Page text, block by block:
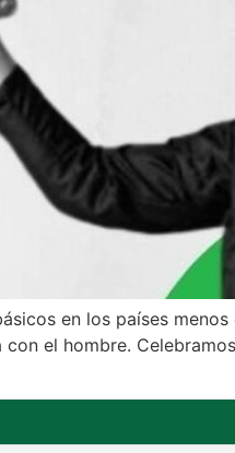
en los países
el hombre.